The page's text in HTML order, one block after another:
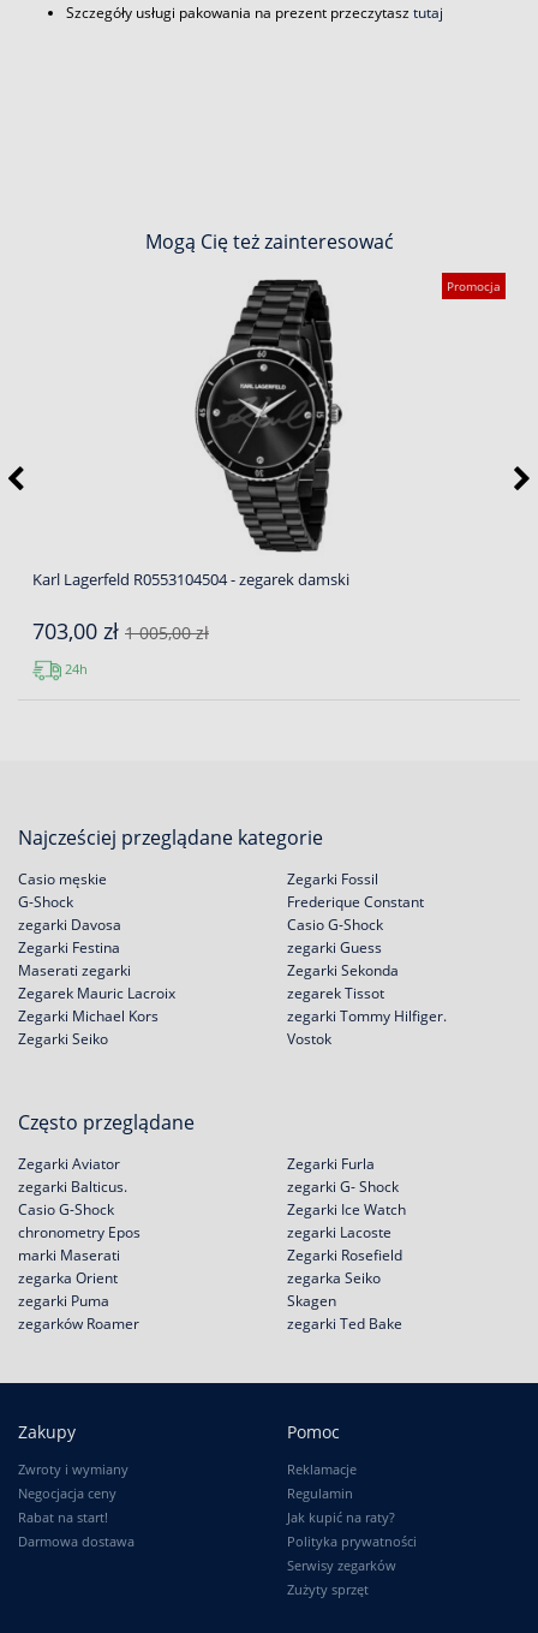
Szczegóły usługi pakowania na prezent przeczytasztutaj
Mogą Cię też zainteresować
Promocja
Karl Lagerfeld R0553104504 - zegarek damski
703,00 zł 1 005,00 zł
24h
Najcześciej przeglądane kategorie
Casio męskie
G-Shock
zegarki Davosa
Zegarki Festina
Zegarki Fossil
Frederique Constant
Casio G-Shock
zegarki Guess
Maserati zegarki
Zegarek Mauric Lacroix
Zegarki Michael Kors
Zegarki Seiko
Zegarki Sekonda
zegarek Tissot
zegarki Tommy Hilfiger.
Vostok
Często przeglądane
Zegarki Aviator
zegarki Balticus.
Casio G-Shock
chronometry Epos
Zegarki Furla
zegarki G- Shock
Zegarki Ice Watch
zegarki Lacoste
marki Maserati
zegarka Orient
zegarki Puma
zegarków Roamer
Zegarki Rosefield
zegarka Seiko
Skagen
zegarki Ted Bake
Zakupy
Zwroty i wymiany
Negocjacja ceny
Rabat na start!
Darmowa dostawa
Pomoc
Reklamacje
Regulamin
Jak kupić na raty?
Polityka prywatności
Serwisy zegarków
Zużyty sprzęt